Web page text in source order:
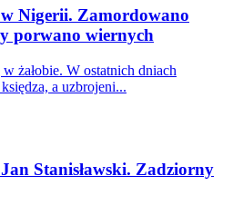
Nigerii. Zamordowano
porwano wiernych
żałobie. W ostatnich dniach
a uzbrojeni...
Stanisławski. Zadziorny